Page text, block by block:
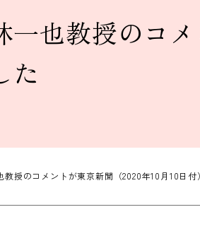
一也教授のコ
た
教授のコメントが東京新聞（2020年10月10日